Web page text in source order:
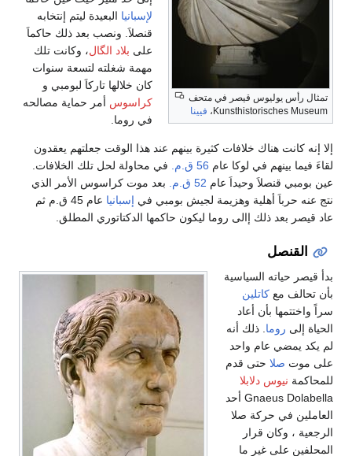
تمثال رأس يوليوس قيصر في متحف
Kunsthistorisches Museum،
فيينا
لإسبانيا البعيدة ليتم إنتخابه
قنصلاَ. ونصب بعد ذلك حاكماَ
على بلاد الگال، وكانت تلك
مهمة شغلته لتسعة سنوات
كان خلالها تاركاَ لبومبي و
كراسوس أمر حماية مصالحه
في روما.
إلا إنه كانت هناك خلافات كثيرة بينهم عند هذا الوقت جعلتهم يعقدون
لقاءَ فيما بينهم في لوكا عام 56 ق.م.
في محاولة لحل تلك الخلافات.
عين بومبي قنصلاَ وحيداَ عام 52 ق.م.
بعد موت كراسوس الأمر الذي
نتج عنه حرباَ أهلية وهزيمة لجيش بومبي في إسبانيا
عام 45 ق.م ثم
عاد قيصر بعد ذلك إالى روما ليكون حاكمها الدكتاتوري المطلق.
القنصل
بدأ قيصر حياته السياسية
بأن تحالف مع كاتلين
سراً واختتمها بأن أعاد
الحياة إلى روما . ذلك أنه
لم يكد يمضي عام واحد
على موت صلا حتى قدم
للمحاكمة نيوس دلابلا
Gnaeus Dolabella أحد
العاملين في حركة صلا
الرجعية ، وكان قرار
المحلفين على غير ما